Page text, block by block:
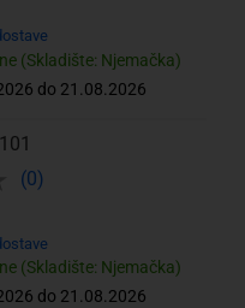
(Skladište: Njemačka)
do 21.08.2026
(0)
(Skladište: Njemačka)
do 21.08.2026